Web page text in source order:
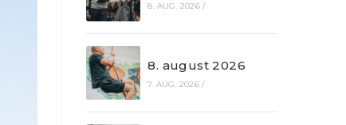
8. AUG. 2026 /
8. august 2026
7. AUG. 2026 /